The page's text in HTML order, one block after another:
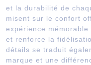
et la durabilité de
misent sur le confort
expérience
et renforce la
détails se traduit
marque et une